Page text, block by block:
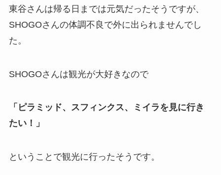
東谷さんは帰る日までは元気だったそうですが、
SHOGOさんの体調不良で外に出られませんでし
た。
SHOGOさんは観光が大好きなので
「ピラミッド、スフィンクス、ミイラを見に行き
たい！」
ということで観光に行ったそうです。